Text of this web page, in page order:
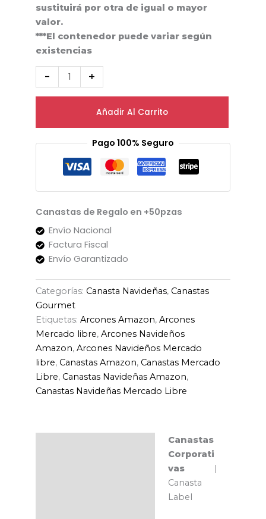
sustituirá por otra de igual o mayor
valor.
***El contenedor puede variar según
existencias
- +
Añadir Al Carrito
Pago 100% Seguro
Canastas de Regalo en +50pzas
Envío Nacional
Factura Fiscal
Envío Garantizado
Categorías: Canasta Navideñas, Canastas
Gourmet
Etiquetas: Arcones Amazon, Arcones
Mercado libre, Arcones Navideños
Amazon, Arcones Navideños Mercado
libre, Canastas Amazon, Canastas Mercado
Libre, Canastas Navideñas Amazon,
Canastas Navideñas Mercado Libre
Canastas
Corporati
vas|
Canasta
Label